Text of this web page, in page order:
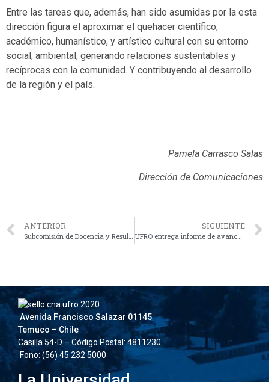
Entre las tareas que, además, han sido asumidas por la esta
dirección figura el aproximar el quehacer científico,
académico, humanístico, y artístico cultural con su entorno
social, ambiental, generando relaciones sustentables y
recíprocas con la comunidad. Y contribuyendo al desarrollo
de la región y el país.
Pamela Carrasco Salas
Dirección de Comunicaciones
ANTERIOR SIGUIENTE
UFRO entrega informe de avance de Autoevaluación Institucional
Avenida Francisco Salazar 01145
Temuco – Chile
Casilla 54-D – Código Postal: 4811230
Fono: (56) 45 232 5000